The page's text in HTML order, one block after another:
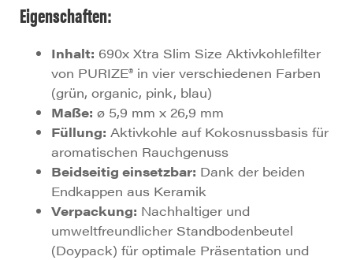
Eigenschaften:
Inhalt: 690x Xtra Slim Size Aktivkohlefilter
von PURIZE® in vier verschiedenen Farben
(grün, organic, pink, blau)
Maße: ø 5,9 mm x 26,9 mm
Füllung: Aktivkohle auf Kokosnussbasis für
aromatischen Rauchgenuss
Beidseitig einsetzbar: Dank der beiden
Endkappen aus Keramik
Verpackung: Nachhaltiger und
umweltfreundlicher Standbodenbeutel
(Doypack) für optimale Präsentation und